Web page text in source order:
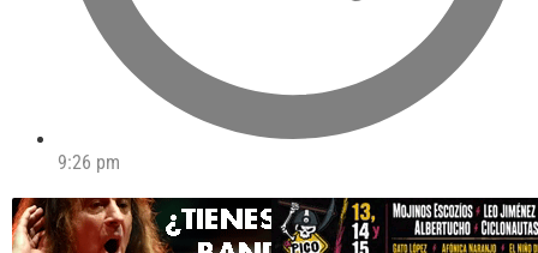
9:26 pm